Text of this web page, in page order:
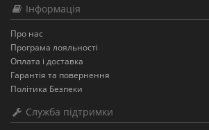
Інформація
Про нас
Програма лояльності
Оплата і доставка
Гарантія та повернення
Політика Безпеки
Служба підтримки